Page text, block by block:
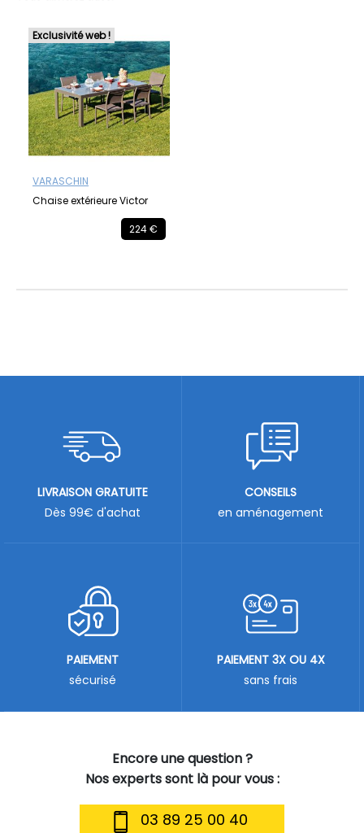
Exclusivité web !
VARASCHIN
Chaise extérieure Victor
224 €
Encore une question ?
Nos experts sont là pour vous :
03 89 25 00 40
LIVRAISON GRATUITE
Dès 99€ d'achat
CONSEILS
en aménagement
PAIEMENT
sécurisé
PAIEMENT 3X OU 4X
sans frais